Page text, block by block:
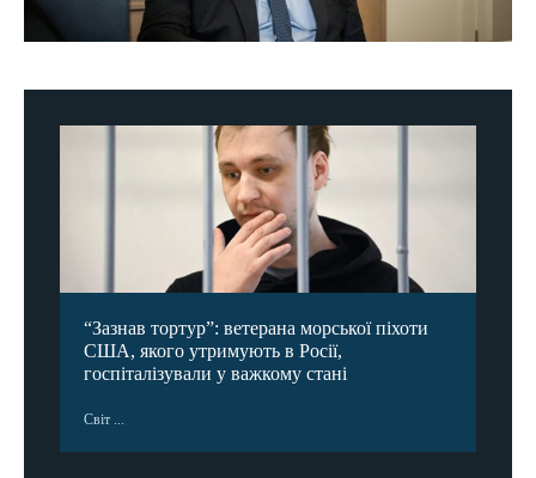
“Зазнав тортур”: ветерана морської піхоти
США, якого утримують в Росії,
госпіталізували у важкому стані
Світ ...